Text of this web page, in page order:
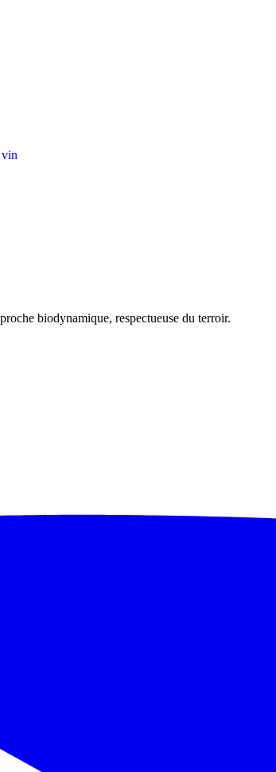
biodynamique, respectueuse du terroir.